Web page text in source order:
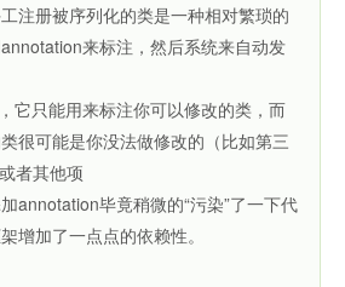
注册被序列化的类是一种相对繁琐的
来标注，然后系统来自动发
它只能用来标注你可以修改的类，而
很可能是你没法做修改的（比如第三
者其他项
annotation毕竟稍微的“污染”了一下代
增加了一点点的依赖性。